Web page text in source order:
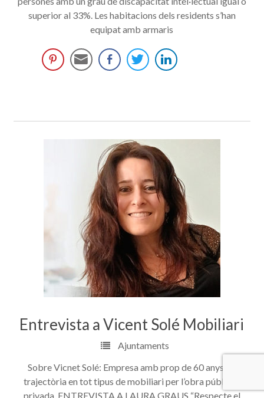
superior al 33%. Les habitacions dels residents s’han
equipat amb armaris
Entrevista a Vicent Solé Mobiliari
Ajuntaments
Sobre Vicnet Solé: Empresa amb prop de 60 anys de
trajectòria en tot tipus de mobiliari per l’obra pública i
privada. ENTREVISTA A LAURA GRAUS “Respecte el